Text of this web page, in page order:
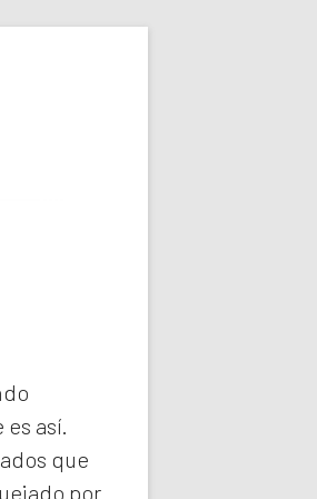
así.
que
por